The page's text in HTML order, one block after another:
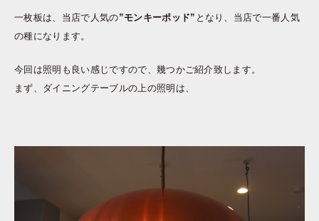
一枚板は、当店で人気の”モンキーポッド” となり、当店で一番人気
の種になります。
今回は照明も良い感じですので、幾つかご紹介致します。
まず、ダイニングテーブルの上の照明は、